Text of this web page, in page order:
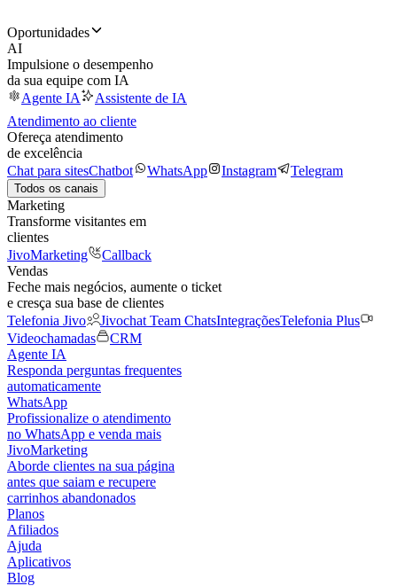
Oportunidades
AI
Impulsione o desempenho
da sua equipe com IA
Agente IA
Assistente de IA
Atendimento ao cliente
Ofereça atendimento
de excelência
Chat para sitesChatbot WhatsApp Instagram Telegram
Todos os canais
Marketing
Transforme visitantes em
clientes
JivoMarketing
Callback
Vendas
Feche mais negócios, aumente o ticket
e cresça sua base de clientes
Telefonia Jivo
Jivochat Team ChatsIntegraçõesTelefonia Plus
Videochamadas
CRM
Agente IA
Responda perguntas frequentes
automaticamente
WhatsApp
Profissionalize o atendimento
no WhatsApp e venda mais
JivoMarketing
Aborde clientes na sua página
antes que saiam e recupere
carrinhos abandonados
Planos
Afiliados
Ajuda
Aplicativos
Blog